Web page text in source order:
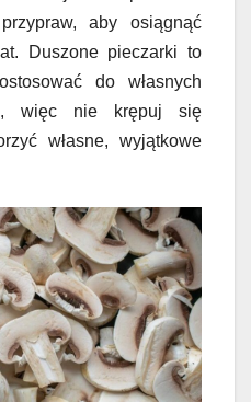
aby osiągnąć
Duszone pieczarki to
do własnych
więc nie krępuj się
własne, wyjątkowe